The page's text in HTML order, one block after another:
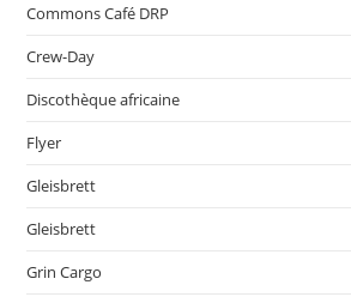
Commons Café DRP
Crew-Day
Discothèque africaine
Flyer
Gleisbrett
Gleisbrett
Grin Cargo